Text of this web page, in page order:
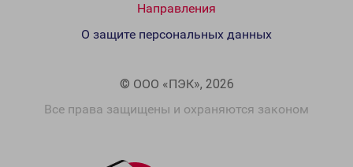
Направления
© ООО «ПЭК», 2026
Все права защищены и охраняются законом
О защите персональных данных